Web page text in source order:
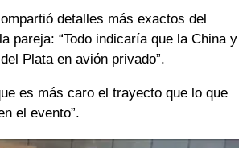
detalles más exactos del
pareja: “Todo indicaría que la China y
Plata en avión privado”.
es más caro el trayecto que lo que
el evento”.